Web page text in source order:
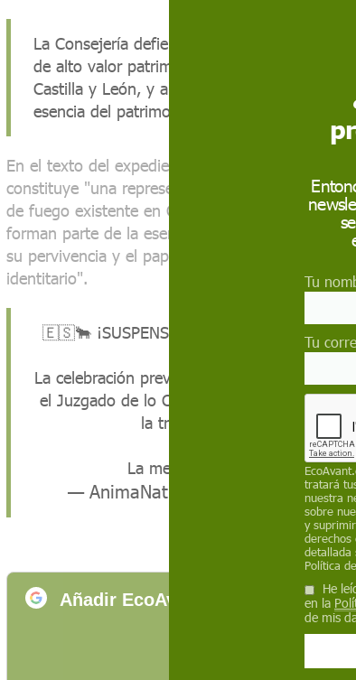
La Consejería defiende que el Toro Jubilo
de alto valor patrimonial", al ser el único toro
Castilla y León, y apela a proteger unos
esencia del patrimonio cultural inmaterial"
En el texto del expediente, la Consejería
constituye "una representación de alto valor
de fuego existente en Castilla y León, y apela a
forman parte de la esencia del patrimonio
su pervivencia y el papel activo de la sociedad
identitario".
🇪🇸🐂 ¡SUSPENSIÓN HISTÓRICA DEL
La celebración prevista para este 16 de
el Juzgado de lo Contencioso-
la tradición no justifica el
La medida fue en…
— AnimaNaturalis
Añadir EcoAvant.com como
de forma
Tu
Tu
tratará
nuestra
sobre
y
derechos
detallada
Política
He
en la
de mis